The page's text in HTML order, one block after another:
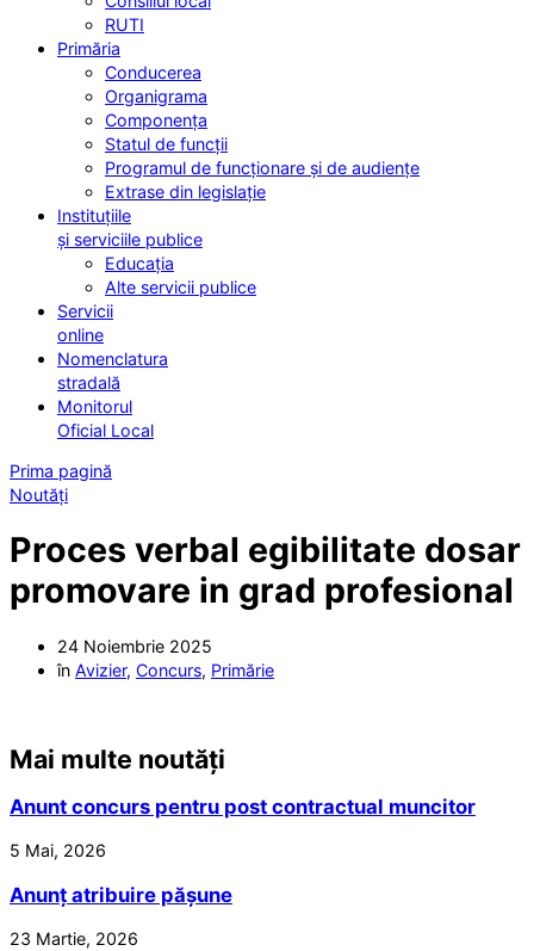
RUTI
Primăria
Conducerea
Organigrama
Componența
Statul de funcții
Programul de funcționare și de audiențe
Extrase din legislație
Instituțiile
și serviciile publice
Educația
Alte servicii publice
Servicii
online
Nomenclatura
stradală
Monitorul
Oficial Local
Prima pagină
Noutăți
Proces verbal egibilitate dosar
promovare in grad profesional
24 Noiembrie 2025
în Avizier, Concurs, Primărie
Mai multe noutăți
Anunt concurs pentru post contractual muncitor
5 Mai, 2026
Anunț atribuire pășune
23 Martie, 2026